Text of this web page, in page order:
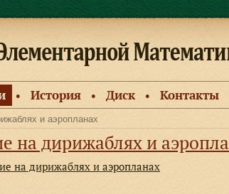
● История ● Диск ● Контакты
и аэропланах
на дирижаблях и
на дирижаблях и аэропланах